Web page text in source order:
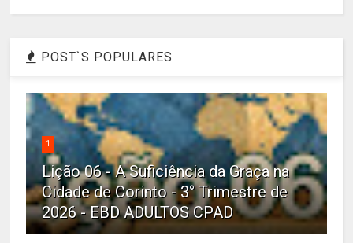
POST`S POPULARES
1
Lição 06 - A Suficiência da Graça na
Cidade de Corinto - 3° Trimestre de
2026 - EBD ADULTOS CPAD